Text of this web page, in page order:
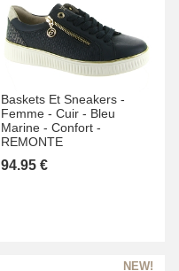
Baskets Et Sneakers -
Femme - Cuir - Bleu
Marine - Confort -
REMONTE
94.95 €